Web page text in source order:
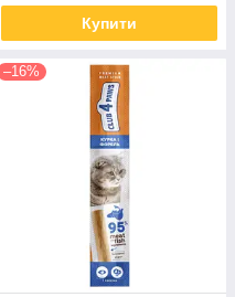
Купити
–16%